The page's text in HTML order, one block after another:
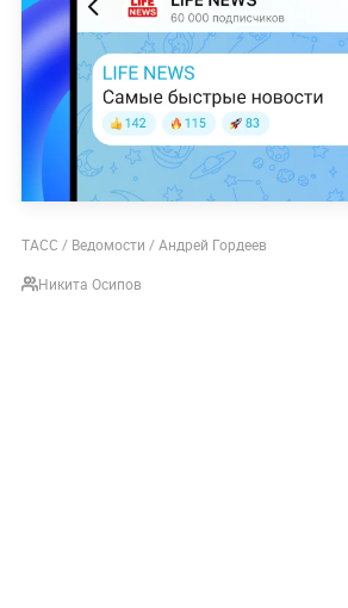
ТАСС / Ведомости / Андрей Гордеев
Никита Осипов